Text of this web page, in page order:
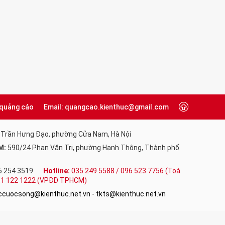
cáo Email: quangcao.kienthuc@gmail.com
Hưng Đạo, phường Cửa Nam, Hà Nội
590/24 Phan Văn Trị, phường Hạnh Thông, Thành phố
254 3519 Hotline: 035 249 5588 / 096 523 7756 (Toà
122 1222 (VPĐD TPHCM)
- tkts@kienthuc.net.vn